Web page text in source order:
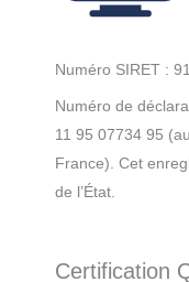
Numéro SIRET :
Numéro de
11 95 07734 95
France). Cet
de l’État.
Certification